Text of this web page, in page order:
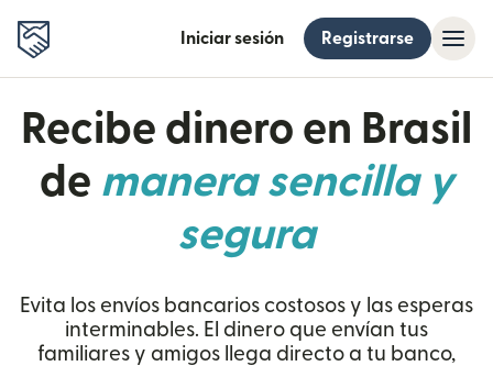
Iniciar sesión Registrarse
Recibe dinero en Brasil
de manera sencilla y
segura
Evita los envíos bancarios costosos y las esperas
interminables. El dinero que envían tus
familiares y amigos llega directo a tu banco,